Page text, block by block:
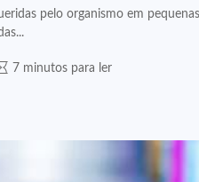
pelo organismo em
7 minutos para ler